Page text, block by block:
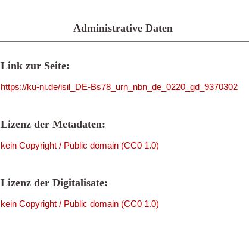
Administrative Daten
Link zur Seite:
https://ku-ni.de/isil_DE-Bs78_urn_nbn_de_0220_gd_9370302
Lizenz der Metadaten:
kein Copyright / Public domain (CC0 1.0)
Lizenz der Digitalisate:
kein Copyright / Public domain (CC0 1.0)